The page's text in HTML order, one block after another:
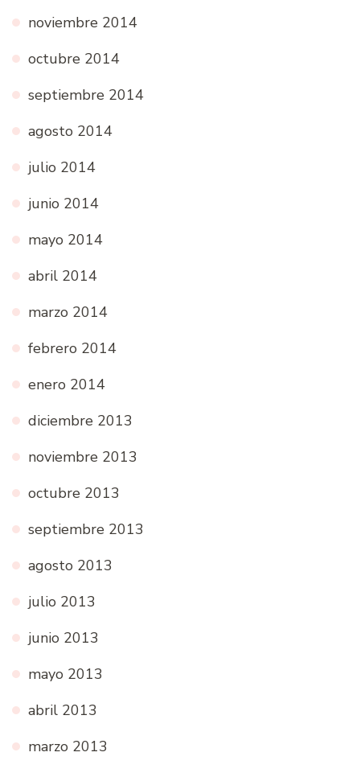
noviembre 2014
octubre 2014
septiembre 2014
agosto 2014
julio 2014
junio 2014
mayo 2014
abril 2014
marzo 2014
febrero 2014
enero 2014
diciembre 2013
noviembre 2013
octubre 2013
septiembre 2013
agosto 2013
julio 2013
junio 2013
mayo 2013
abril 2013
marzo 2013